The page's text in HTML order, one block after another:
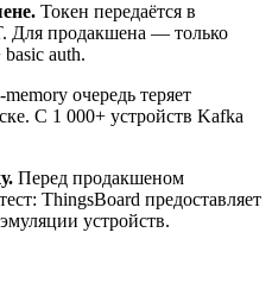
Токен передаётся в
Для продакшена — только
auth.
memory очередь теряет
С 1 000+ устройств Kafka
Перед продакшеном
ThingsBoard предоставляет
устройств.